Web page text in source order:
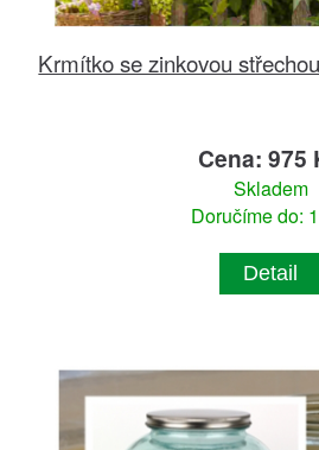
Krmítko se zinkovou
Cena: 975
Skladem
Doručíme do:
Detail